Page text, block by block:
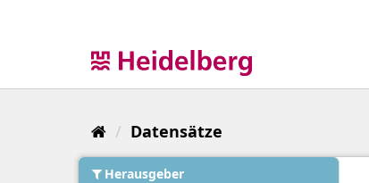
Datensätze
Herausgeber